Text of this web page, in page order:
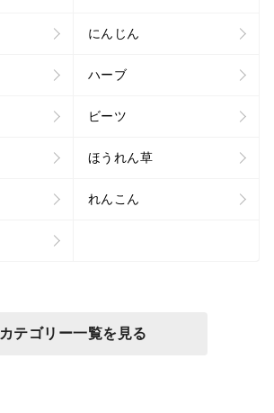
にんじん
ハーブ
ビーツ
ほうれん草
れんこん
カテゴリー一覧を見る